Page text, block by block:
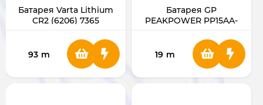
Батарея Varta Lithium
CR2 (6206) 7365
93 m
Батарея GP
PEAKPOWER PP15AA-
19 m